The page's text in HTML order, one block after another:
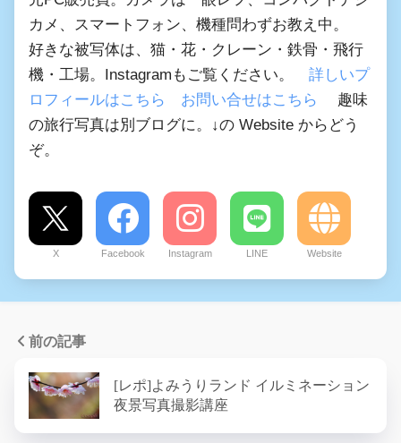
カメ、スマートフォン、機種問わずお教え中。
好きな被写体は、猫・花・クレーン・鉄骨・飛行
機・工場。Instagramもご覧ください。 詳しいプ
ロフィールはこちら
お問い合せはこちら
趣味
の旅行写真は別ブログに。↓の Website からどう
ぞ。
X Facebook Instagram LINE Website
前の記事
[レポ]よみうりランド イルミネーション
夜景写真撮影講座